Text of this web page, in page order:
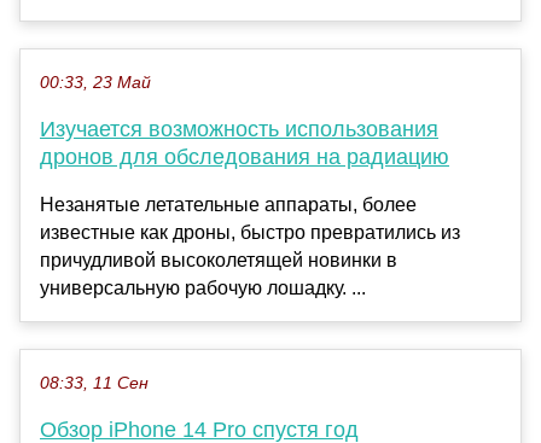
00:33, 23 Май
Изучается возможность использования
дронов для обследования на радиацию
Незанятые летательные аппараты, более
известные как дроны, быстро превратились из
причудливой высоколетящей новинки в
универсальную рабочую лошадку. ...
08:33, 11 Сен
Обзор iPhone 14 Pro спустя год